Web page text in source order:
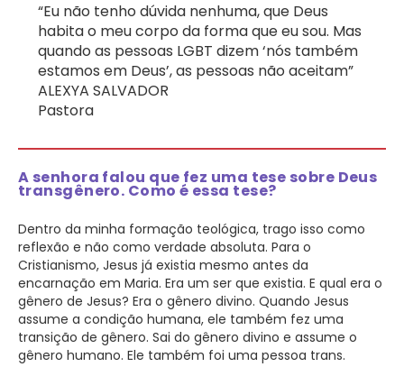
“Eu não tenho dúvida nenhuma, que Deus
habita o meu corpo da forma que eu sou. Mas
quando as pessoas LGBT dizem ‘nós também
estamos em Deus’, as pessoas não aceitam”
ALEXYA SALVADOR
Pastora
A senhora falou que fez uma tese sobre Deus
transgênero. Como é essa tese?
Dentro da minha formação teológica, trago isso como
reflexão e não como verdade absoluta. Para o
Cristianismo, Jesus já existia mesmo antes da
encarnação em Maria. Era um ser que existia. E qual era o
gênero de Jesus? Era o gênero divino. Quando Jesus
assume a condição humana, ele também fez uma
transição de gênero. Sai do gênero divino e assume o
gênero humano. Ele também foi uma pessoa trans.